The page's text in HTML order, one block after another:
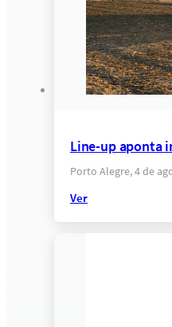
Line-up aponta
Porto Alegre, 4 de
Ver